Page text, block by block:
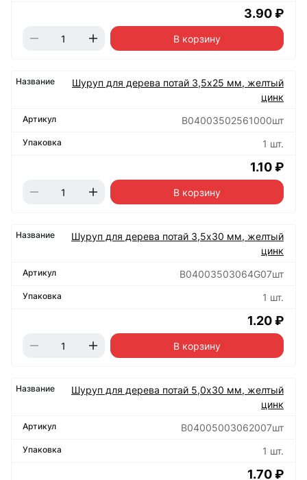
3.90 ₽
В корзину
Шуруп для дерева потай 3,5х25 мм, желтый
цинк
B04003502561000шт
1 шт.
1.10 ₽
В корзину
Шуруп для дерева потай 3,5х30 мм, желтый
цинк
B04003503064G07шт
1 шт.
1.20 ₽
В корзину
Шуруп для дерева потай 5,0х30 мм, желтый
цинк
B04005003062007шт
1 шт.
1.70 ₽